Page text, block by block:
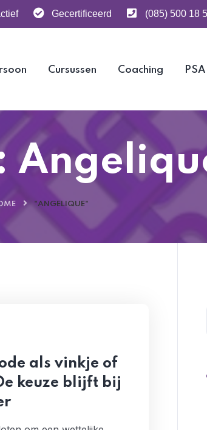
Gecertificeerd (085) 500 18
Cursussen Coaching PSA
"ANGELIQUE"
als vinkje of
keuze blijft bij